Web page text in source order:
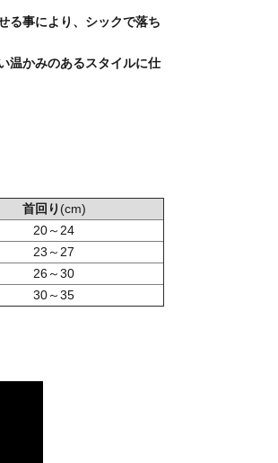
る事により、シックで落ち
温かみのあるスタイルに仕
首回り (cm)
20～24
23～27
26～30
30～35